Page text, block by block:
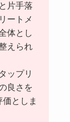
片手落
ートメ
体とし
えられ
ップリ
良さを
としま